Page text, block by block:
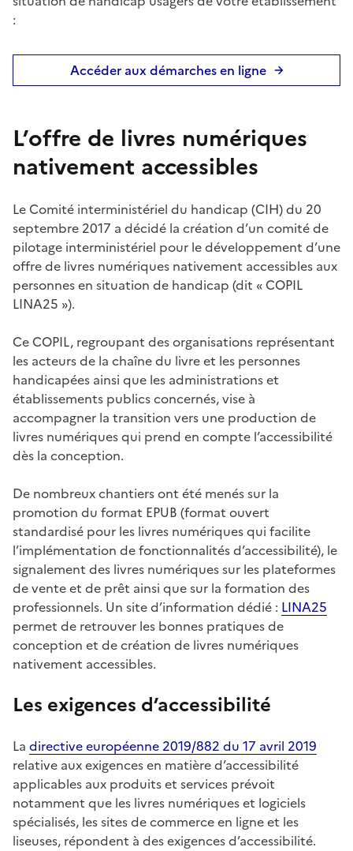
:
Accéder aux démarches en ligne
L’offre de livres numériques
nativement accessibles
Le Comité interministériel du handicap (CIH) du 20
septembre 2017 a décidé la création d’un comité de
pilotage interministériel pour le développement d’une
offre de livres numériques nativement accessibles aux
personnes en situation de handicap (dit « COPIL
LINA25 »).
Ce COPIL, regroupant des organisations représentant
les acteurs de la chaîne du livre et les personnes
handicapées ainsi que les administrations et
établissements publics concernés, vise à
accompagner la transition vers une production de
livres numériques qui prend en compte l’accessibilité
dès la conception.
De nombreux chantiers ont été menés sur la
promotion du format EPUB (format ouvert
standardisé pour les livres numériques qui facilite
l’implémentation de fonctionnalités d’accessibilité), le
signalement des livres numériques sur les plateformes
de vente et de prêt ainsi que sur la formation des
professionnels. Un site d’information dédié : LINA25
permet de retrouver les bonnes pratiques de
conception et de création de livres numériques
nativement accessibles.
Les exigences d’accessibilité
La directive européenne 2019/882 du 17 avril 2019
relative aux exigences en matière d’accessibilité
applicables aux produits et services prévoit
notamment que les livres numériques et logiciels
spécialisés, les sites de commerce en ligne et les
liseuses, répondent à des exigences d’accessibilité.